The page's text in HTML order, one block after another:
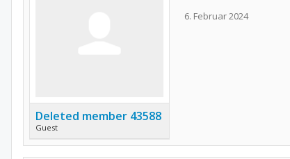
Deleted member 43588
Guest
6. Februar 2024